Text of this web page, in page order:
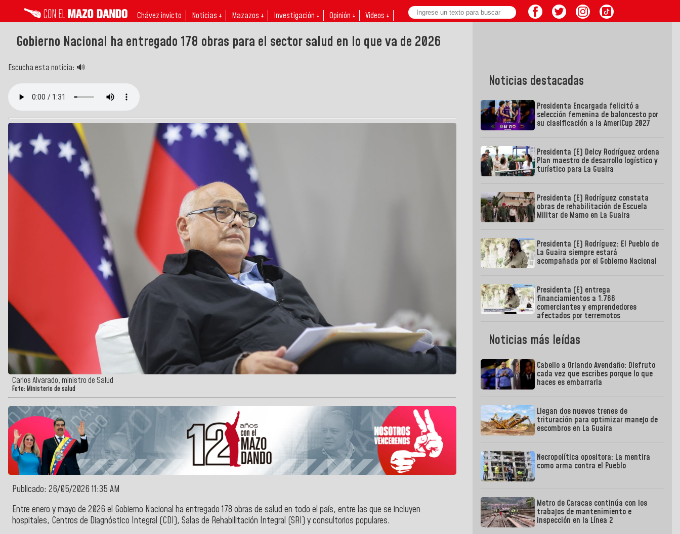
Chávez invicto Noticias ↓ Mazazos ↓ Investigación ↓ Opinión ↓ Videos ↓
Gobierno Nacional ha entregado 178 obras para el sector salud en lo que va de 2026
Escucha esta noticia: 🔊
Carlos Alvarado, ministro de Salud
Foto: Ministerio de salud
Publicado: 26/05/2026 11:35 AM
Entre enero y mayo de 2026 el Gobierno Nacional ha entregado 178 obras de salud en todo el país, entre las que se incluyen
hospitales, Centros de Diagnóstico Integral (CDI), Salas de Rehabilitación Integral (SRI) y consultorios populares.
Noticias destacadas
Presidenta Encargada felicitó a
selección femenina de baloncesto por
su clasificación a la AmeriCup 2027
Presidenta (E) Delcy Rodríguez ordena
Plan maestro de desarrollo logístico y
turístico para La Guaira
Presidenta (E) Rodríguez constata
obras de rehabilitación de Escuela
Militar de Mamo en La Guaira
Presidenta (E) Rodríguez: El Pueblo de
La Guaira siempre estará
acompañada por el Gobierno Nacional
Presidenta (E) entrega
financiamientos a 1.766
comerciantes y emprendedores
afectados por terremotos
Noticias más leídas
Cabello a Orlando Avendaño: Disfruto
cada vez que escribes porque lo que
haces es embarrarla
Llegan dos nuevos trenes de
trituración para optimizar manejo de
escombros en La Guaira
Necropolítica opositora: La mentira
como arma contra el Pueblo
Metro de Caracas continúa con los
trabajos de mantenimiento e
inspección en la Línea 2